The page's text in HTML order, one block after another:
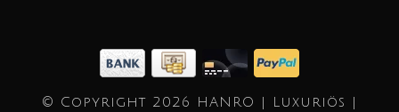
© Copyright 2026 HANRO | Luxuriös |